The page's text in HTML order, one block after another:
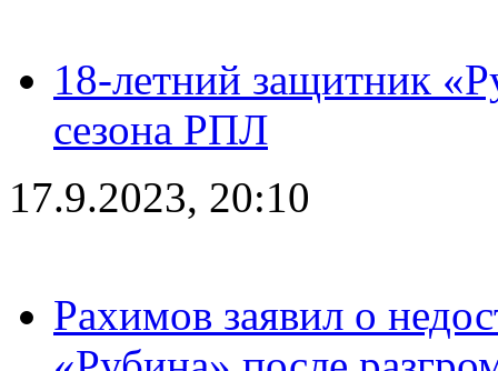
18-летний защитник
сезона РПЛ
17.9.2023, 20:10
Рахимов заявил о